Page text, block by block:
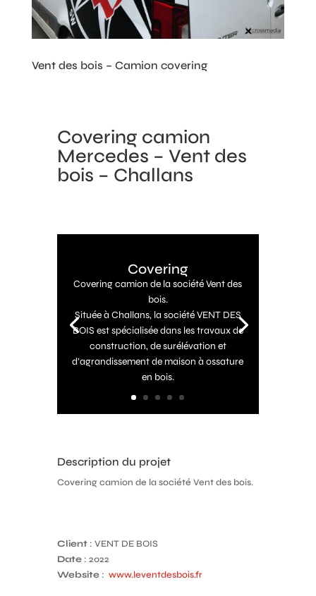
Vent des bois – Camion covering
Covering camion
Mercedes – Vent des
bois – Challans
Covering
Covering camion de la société Vent des
bois.
Située à Challans, la société VENT DES
BOIS est spécialisée dans les travaux de
construction, de surélévation et
d’agrandissement de maison à ossature
en bois.
Description du projet
Covering camion de la société Vent des bois.
Client : VENT DE BOIS
Date : 2022
Website: www.leventdesbois.fr